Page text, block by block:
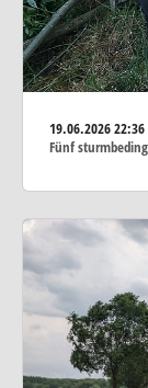
19.06.2026
Fünf